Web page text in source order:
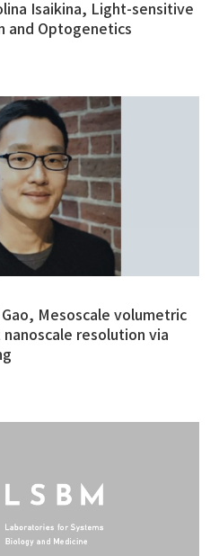
Isaikina, Light-sensitive
and Optogenetics
Mesoscale volumetric
resolution via